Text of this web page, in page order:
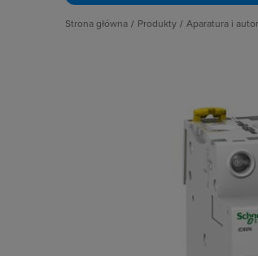
Strona główna
Produkty
Kable i przewody
Łączniki i gniazda
Narzędzia i mierniki
Ochrona odgromowa
Odzież ochronna i BHP
Osprzęt siłowy,
Oświetlenie
Prowadzenie kabli
Rozdzielnice i
Sieci zewnętrzne
Stacje ładowania
Aparatura i
Aparatura
Aparatura
Czujniki i
Elementy
Elementy
Sterownie